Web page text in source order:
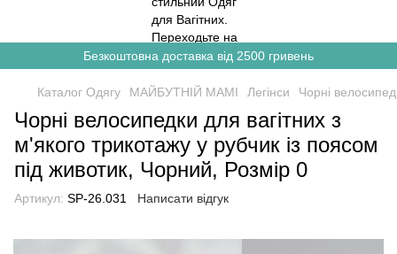
Безкоштовна доставка від 2500 гривень
Каталог Одягу МАЙБУТНІЙ МАМІ Легінси Чорні
Чорні велосипедки для вагітних з
м'якого трикотажу у рубчик із поясом
під животик, Чорний, Розмір 0
Артикул: SP-26.031 Написати відгук